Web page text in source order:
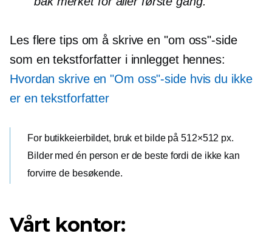
Les flere tips om å skrive en "om oss"-side
som en tekstforfatter i innlegget hennes:
Hvordan skrive en "Om oss"-side hvis du ikke
er en tekstforfatter
For butikkeierbildet, bruk et bilde på 512×512 px.
Bilder med én person er de beste fordi de ikke kan
forvirre de besøkende.
Vårt kontor: